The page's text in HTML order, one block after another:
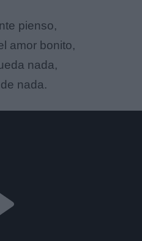
pienso,
amor bonito,
nada,
nada.